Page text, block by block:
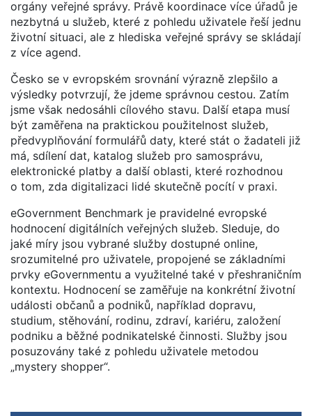
orgány veřejné správy. Právě koordinace více úřadů je
nezbytná u služeb, které z pohledu uživatele řeší jednu
životní situaci, ale z hlediska veřejné správy se skládají
z více agend.
Česko se v evropském srovnání výrazně zlepšilo a
výsledky potvrzují, že jdeme správnou cestou. Zatím
jsme však nedosáhli cílového stavu. Další etapa musí
být zaměřena na praktickou použitelnost služeb,
předvyplňování formulářů daty, které stát o žadateli již
má, sdílení dat, katalog služeb pro samosprávu,
elektronické platby a další oblasti, které rozhodnou
o tom, zda digitalizaci lidé skutečně pocítí v praxi.
eGovernment Benchmark je pravidelné evropské
hodnocení digitálních veřejných služeb. Sleduje, do
jaké míry jsou vybrané služby dostupné online,
srozumitelné pro uživatele, propojené se základními
prvky eGovernmentu a využitelné také v přeshraničním
kontextu. Hodnocení se zaměřuje na konkrétní životní
události občanů a podniků, například dopravu,
studium, stěhování, rodinu, zdraví, kariéru, založení
podniku a běžné podnikatelské činnosti. Služby jsou
posuzovány také z pohledu uživatele metodou
„mystery shopper“.